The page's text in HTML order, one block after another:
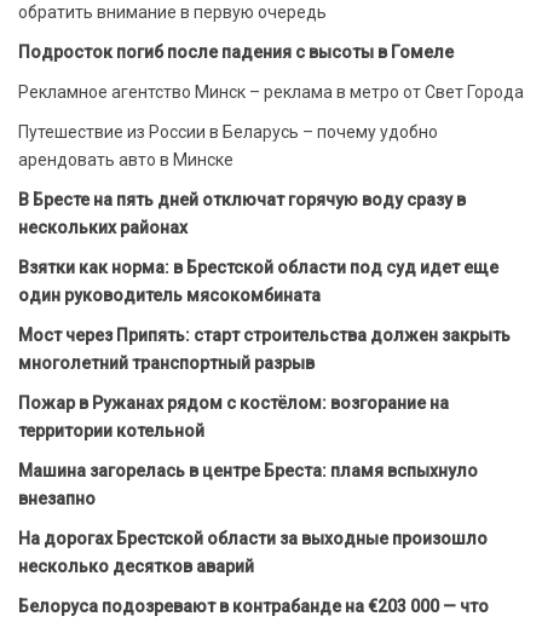
обратить внимание в первую очередь
Подросток погиб после падения с высоты в Гомеле
Рекламное агентство Минск – реклама в метро от Свет Города
Путешествие из России в Беларусь – почему удобно
арендовать авто в Минске
В Бресте на пять дней отключат горячую воду сразу в
нескольких районах
Взятки как норма: в Брестской области под суд идет еще
один руководитель мясокомбината
Мост через Припять: старт строительства должен закрыть
многолетний транспортный разрыв
Пожар в Ружанах рядом с костёлом: возгорание на
территории котельной
Машина загорелась в центре Бреста: пламя вспыхнуло
внезапно
На дорогах Брестской области за выходные произошло
несколько десятков аварий
Белоруса подозревают в контрабанде на €203 000 — что